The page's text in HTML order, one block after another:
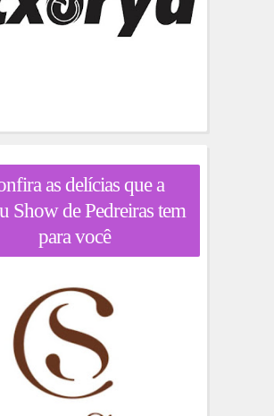
as delícias que a
Show de Pedreiras tem
para você